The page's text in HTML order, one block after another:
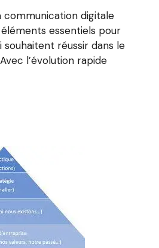
communication digitale
essentiels pour
souhaitent réussir dans le
l’évolution rapide